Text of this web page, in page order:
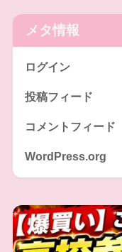
メタ情報
ログイン
投稿フィード
コメントフィード
WordPress.org